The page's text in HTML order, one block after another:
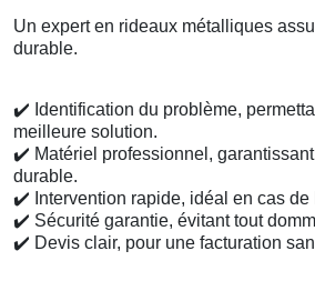
Un expert en rideaux métalliques
durable.
✔️ Identification du problème,
meilleure solution.
✔️ Matériel professionnel,
durable.
✔️ Intervention rapide, idéal en cas
✔️ Sécurité garantie, évitant tout
✔️ Devis clair, pour une facturation